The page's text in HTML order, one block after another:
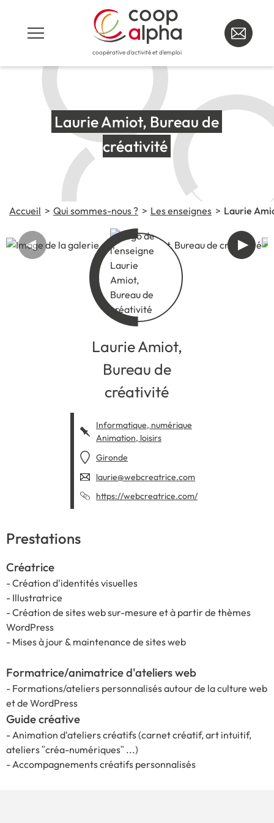
coopérative d'activité et d'emploi
Laurie Amiot, Bureau de
créativité
Accueil Qui sommes-nous ? Les enseignes Laurie
Laurie Amiot,
Bureau de
créativité
Informatique, numérique
Animation, loisirs
Gironde
laurie@webcreatrice.com
https://webcreatrice.com/
Prestations
Créatrice
- Création d'identités visuelles
- Illustratrice
- Création de sites web sur-mesure et à partir de thèmes
WordPress
- Mises à jour & maintenance de sites web
Formatrice/animatrice d'ateliers web
- Formations/ateliers personnalisés autour de la culture web
et de WordPress
Guide créative
- Animation d'ateliers créatifs (carnet créatif, art intuitif,
ateliers "créa-numériques" ...)
- Accompagnements créatifs personnalisés